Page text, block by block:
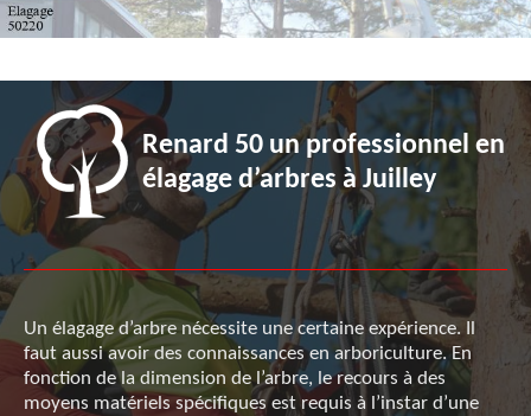
Renard 50 un professionnel en
élagage d’arbres à Juilley
Un élagage d’arbre nécessite une certaine expérience. Il
faut aussi avoir des connaissances en arboriculture. En
fonction de la dimension de l’arbre, le recours à des
moyens matériels spécifiques est requis à l’instar d’une